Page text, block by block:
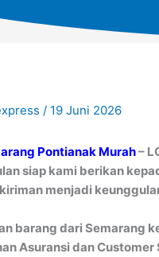
/ 19 Juni 2026
Pontianak Murah–
siap kami berikan
menjadi
barang dari Semarang
Asuransi dan